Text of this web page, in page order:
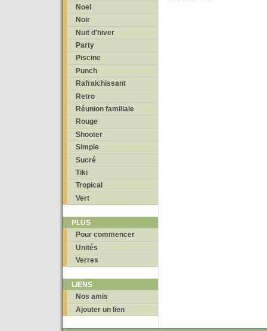
Noel
Noir
Nuit d'hiver
Party
Piscine
Punch
Rafraichissant
Retro
Réunion familiale
Rouge
Shooter
Simple
Sucré
Tiki
Tropical
Vert
PLUS
Pour commencer
Unités
Verres
LIENS
Nos amis
Ajouter un lien